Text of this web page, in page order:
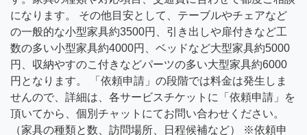
になります。 その他目安として、テーブルやチェアなど
の一般的な小型家具約3500円、引き出しや扉付きなど工
数の多い小型家具約4000円、ベッドなど大型家具約5000
円、収納やすのこ付きなどパーツの多い大型家具約6000
円となります。 「依頼申請」の段階では料金は発生しま
せんので、詳細は、各サービスチケットに「依頼申請」を
頂いてから、個別チャットにてお問い合わせください。
（家具の種類と数、訪問場所、日程候補など） ※依頼申